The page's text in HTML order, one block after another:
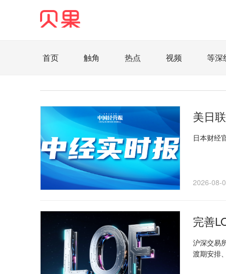
首页 触角 热点 视频 等深
直观 见智财经 环球企业沉浮录 辉常
照理生活
贝果观点 照理说事 等深线
航旅交运 案例 医药健康
智库
新域实验室 今日快评
企业快讯
智造
美日
日本财经
2026-08-
完善
沪深交易
渡期安排